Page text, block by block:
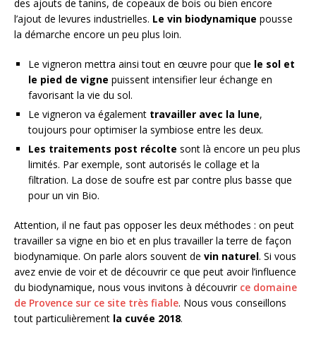
des ajouts de tanins, de copeaux de bois ou bien encore
l’ajout de levures industrielles. Le vin biodynamique pousse
la démarche encore un peu plus loin.
Le vigneron mettra ainsi tout en œuvre pour que le sol et
le pied de vigne puissent intensifier leur échange en
favorisant la vie du sol.
Le vigneron va également travailler avec la lune,
toujours pour optimiser la symbiose entre les deux.
Les traitements post récolte sont là encore un peu plus
limités. Par exemple, sont autorisés le collage et la
filtration. La dose de soufre est par contre plus basse que
pour un vin Bio.
Attention, il ne faut pas opposer les deux méthodes : on peut
travailler sa vigne en bio et en plus travailler la terre de façon
biodynamique. On parle alors souvent de vin naturel. Si vous
avez envie de voir et de découvrir ce que peut avoir l’influence
du biodynamique, nous vous invitons à découvrir ce domaine
de Provence sur ce site très fiable. Nous vous conseillons
tout particulièrement la cuvée 2018.